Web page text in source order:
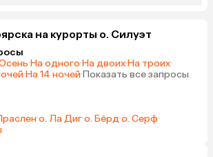
на курорты о. Силуэт
·На одного·На двоих·На троих·
·На 14 ночей·Показать все запросы
·о. Ла Диг·о. Бёрд·о. Серф·